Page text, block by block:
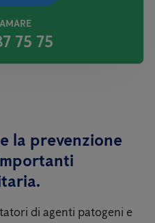
75 75
la prevenzione
di agenti patogeni e